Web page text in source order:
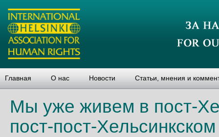
Главная О нас Новости Статьи, мнения и
Мы уже живем в пост-
пост-пост-